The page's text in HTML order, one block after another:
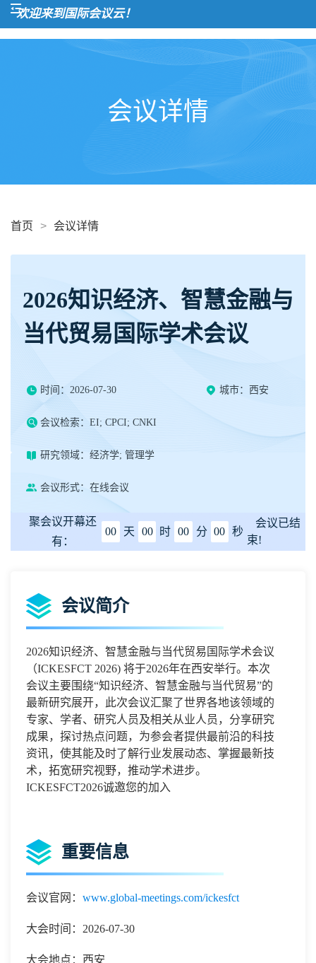
迎来到国际会议云！
会议详情
首页 > 会议详情
2026知识经济、智慧金融与
当代贸易国际学术会议
时间：2026-07-30 城市：西安
会议检索：EI; CPCI; CNKI
研究领域：经济学; 管理学
会议形式：在线会议
聚会议开幕还
有：
00 天 00 时 00 分 00 秒
会议已结
束!
会议简介
2026知识经济、智慧金融与当代贸易国际学术会议
（ICKESFCT 2026) 将于2026年在西安举行。本次
会议主要围绕“知识经济、智慧金融与当代贸易”的
最新研究展开，此次会议汇聚了世界各地该领域的
专家、学者、研究人员及相关从业人员，分享研究
成果，探讨热点问题，为参会者提供最前沿的科技
资讯，使其能及时了解行业发展动态、掌握最新技
术，拓宽研究视野，推动学术进步。
ICKESFCT2026诚邀您的加入
重要信息
会议官网： www.global-meetings.com/ickesfct
大会时间：2026-07-30
大会地点：西安